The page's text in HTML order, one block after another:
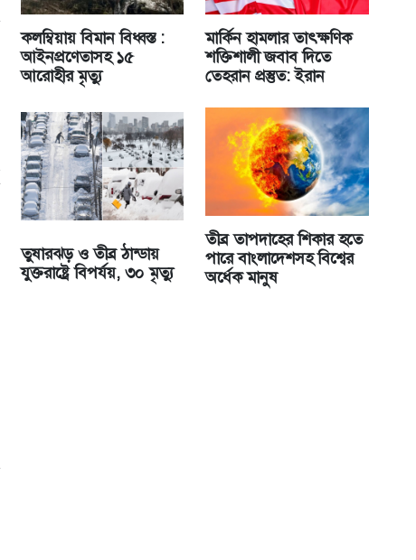
কলম্বিয়ায় বিমান বিধ্বস্ত :
আইনপ্রণেতাসহ ১৫
আরোহীর মৃত্যু
মার্কিন হামলার তাৎক্ষণিক
শক্তিশালী জবাব দিতে
তেহরান প্রস্তুত: ইরান
তুষারঝড় ও তীব্র ঠান্ডায়
যুক্তরাষ্ট্রে বিপর্যয়, ৩০ মৃত্যু
তীব্র তাপদাহের শিকার হতে
পারে বাংলাদেশসহ বিশ্বের
অর্ধেক মানুষ